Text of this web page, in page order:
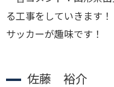
る工事をしていきます！
サッカーが趣味です！
佐藤 裕介